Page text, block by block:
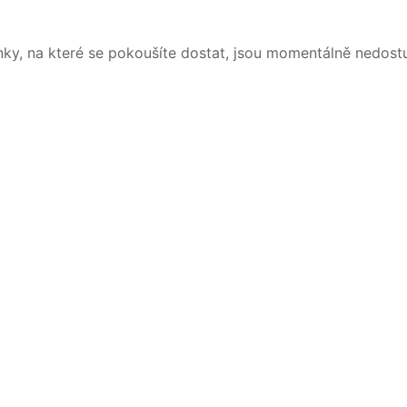
na které se pokoušíte dostat, jsou momentálně